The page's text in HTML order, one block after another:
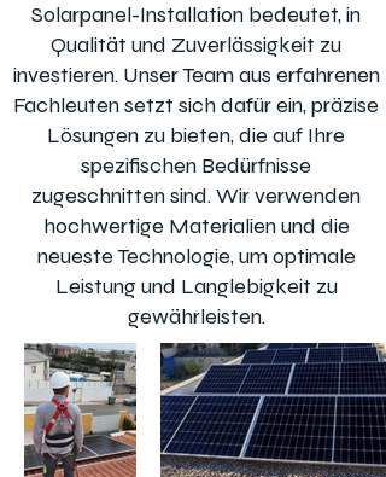
Solarpanel-Installation bedeutet, in
Qualität und Zuverlässigkeit zu
investieren. Unser Team aus erfahrenen
Fachleuten setzt sich dafür ein, präzise
Lösungen zu bieten, die auf Ihre
spezifischen Bedürfnisse
zugeschnitten sind. Wir verwenden
hochwertige Materialien und die
neueste Technologie, um optimale
Leistung und Langlebigkeit zu
gewährleisten.